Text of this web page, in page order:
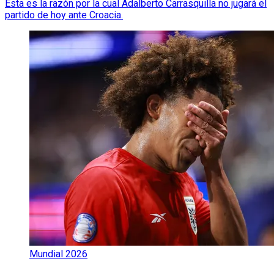
Esta es la razón por la cual Adalberto Carrasquilla no jugará el
partido de hoy ante Croacia.
Mundial 2026